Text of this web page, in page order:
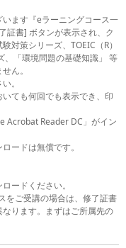
ます『eラーニングコース一
証書] ボタンが表示され、ク
対策シリーズ、TOEIC（R）
、「環境問題の基礎知識」 等
ん。
。
ても何回でも表示でき、印
Acrobat Reader DC」がイン
ードは無償です。
ードください。
をご受講の場合は、修了証書
ります。まずはご所属先の